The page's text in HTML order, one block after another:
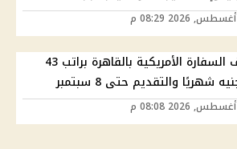
وظائف السفارة الأمريكية بالقاهرة براتب 43
شهريًا والتقديم حتى 8 سبتمبر